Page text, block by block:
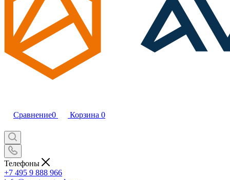
Сравнение0 Корзина 0
Телефоны
+7 495 9 888 966